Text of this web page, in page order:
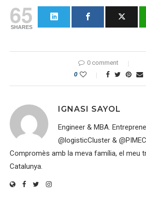
65
SHARES
0 comment
0
IGNASI SAYOL
Engineer & MBA.
@logisticCluster &
Compromès amb la meva família, el meu
Catalunya.